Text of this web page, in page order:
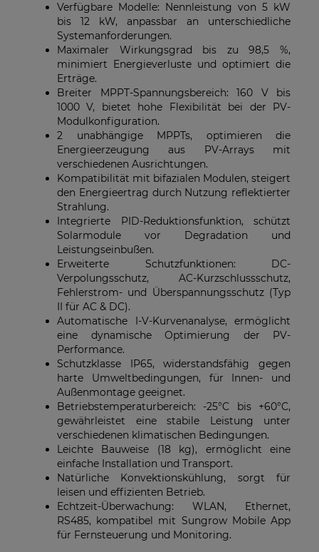
Verfügbare Modelle: Nennleistung von 5 kW
bis 12 kW, anpassbar an unterschiedliche
Systemanforderungen.
Maximaler Wirkungsgrad bis zu 98,5 %,
minimiert Energieverluste und optimiert die
Erträge.
Breiter MPPT-Spannungsbereich: 160 V bis
1000 V, bietet hohe Flexibilität bei der PV-
Modulkonfiguration.
2 unabhängige MPPTs, optimieren die
Energieerzeugung aus PV-Arrays mit
verschiedenen Ausrichtungen.
Kompatibilität mit bifazialen Modulen, steigert
den Energieertrag durch Nutzung reflektierter
Strahlung.
Integrierte PID-Reduktionsfunktion, schützt
Solarmodule vor Degradation und
Leistungseinbußen.
Erweiterte Schutzfunktionen: DC-
Verpolungsschutz, AC-Kurzschlussschutz,
Fehlerstrom- und Überspannungsschutz (Typ
II für AC & DC).
Automatische I-V-Kurvenanalyse, ermöglicht
eine dynamische Optimierung der PV-
Performance.
Schutzklasse IP65, widerstandsfähig gegen
harte Umweltbedingungen, für Innen- und
Außenmontage geeignet.
Betriebstemperaturbereich: -25°C bis +60°C,
gewährleistet eine stabile Leistung unter
verschiedenen klimatischen Bedingungen.
Leichte Bauweise (18 kg), ermöglicht eine
einfache Installation und Transport.
Natürliche Konvektionskühlung, sorgt für
leisen und effizienten Betrieb.
Echtzeit-Überwachung: WLAN, Ethernet,
RS485, kompatibel mit Sungrow Mobile App
für Fernsteuerung und Monitoring.